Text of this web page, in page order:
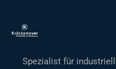
Spezialist für